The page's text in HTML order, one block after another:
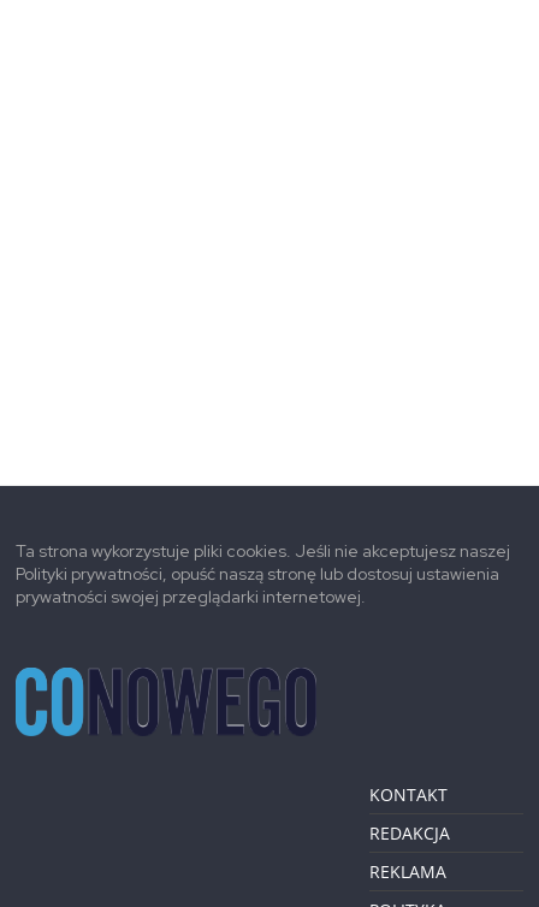
Ta strona wykorzystuje pliki cookies. Jeśli nie akceptujesz naszej
Polityki prywatności, opuść naszą stronę lub dostosuj ustawienia
prywatności swojej przeglądarki internetowej.
KONTAKT
REDAKCJA
REKLAMA